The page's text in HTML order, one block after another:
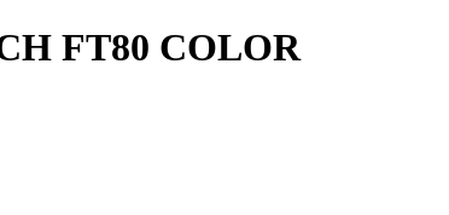
FT80 COLOR